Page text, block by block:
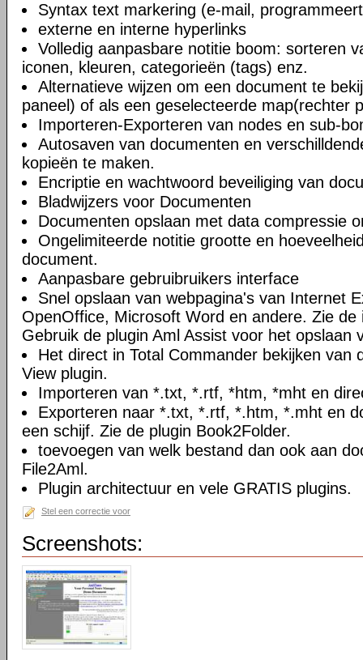
Syntax text markering (e-mail,
externe en interne hyperlinks
Volledig aanpasbare notitie boom: sorteren
iconen, kleuren, categorieën (tags) enz.
Alternatieve wijzen om een document te
paneel) of als een geselecteerde map(rechter
Importeren-Exporteren van nodes en sub-
Autosaven van documenten en
kopieën te maken.
Encriptie en wachtwoord beveiliging van
Bladwijzers voor Documenten
Documenten opslaan met data compressie
Ongelimiteerde notitie grootte en
document.
Aanpasbare gebruibruikers interface
Snel opslaan van webpagina's van Internet
OpenOffice, Microsoft Word en andere. Zie de
Gebruik de plugin Aml Assist voor het opslaan
Het direct in Total Commander bekijken van
View plugin.
Importeren van *.txt, *.rtf, *htm, *mht en
Exporteren naar *.txt, *.rtf, *.htm, *.mht en
een schijf. Zie de plugin Book2Folder.
toevoegen van welk bestand dan ook aan
File2Aml.
Plugin architectuur en vele GRATIS plugins.
Stel een correctie voor
Screenshots: